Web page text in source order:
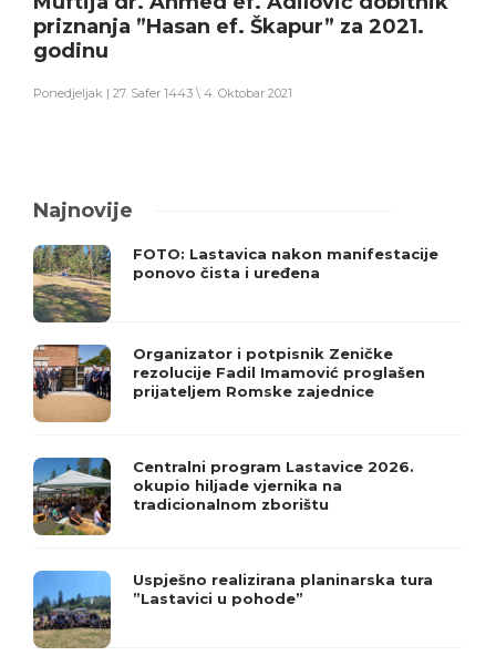
priznanja ”Hasan ef. Škapur” za 2021.
godinu
Ponedjeljak | 27. Safer 1443 \ 4. Oktobar 2021
Najnovije
FOTO: Lastavica nakon manifestacije
ponovo čista i uređena
Organizator i potpisnik Zeničke
rezolucije Fadil Imamović proglašen
prijateljem Romske zajednice
Centralni program Lastavice 2026.
okupio hiljade vjernika na
tradicionalnom zborištu
Uspješno realizirana planinarska tura
”Lastavici u pohode”